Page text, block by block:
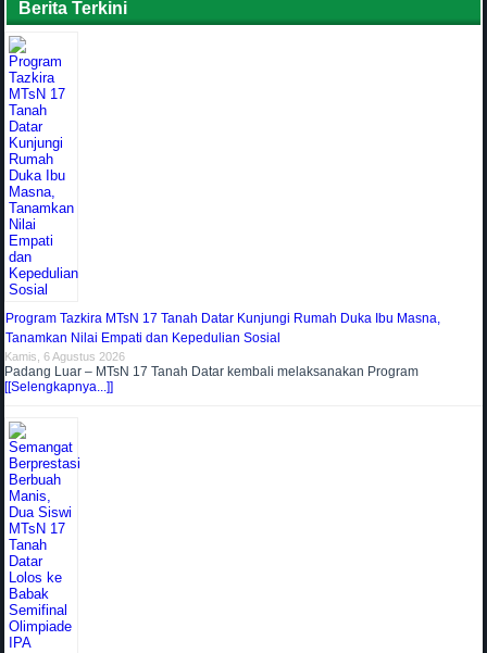
Berita Terkini
Program Tazkira MTsN 17 Tanah Datar Kunjungi Rumah Duka Ibu Masna,
Tanamkan Nilai Empati dan Kepedulian Sosial
Kamis, 6 Agustus 2026
Padang Luar – MTsN 17 Tanah Datar kembali melaksanakan Program
[[Selengkapnya...]]